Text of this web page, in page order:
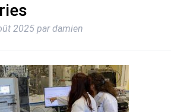
2025 par damien